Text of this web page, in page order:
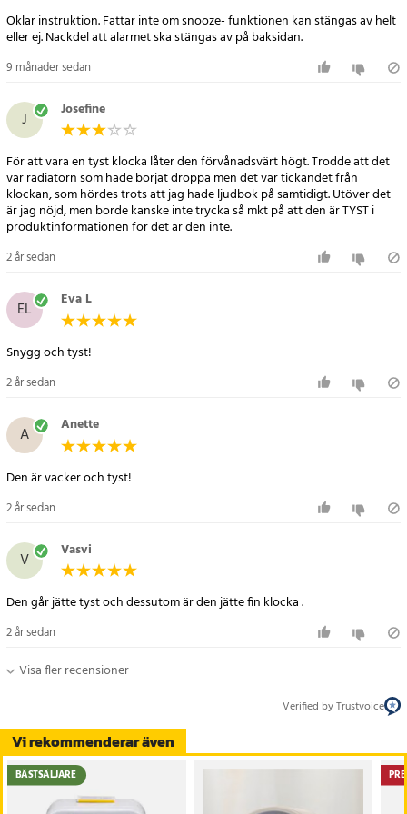
- Perfekt för sovrum, kontor eller
Vi rekommenderar även
BÄSTSÄLJARE
Oklar instruktion. Fattar inte om snooze- funktionen kan stängas av helt
eller ej. Nackdel att alarmet ska stängas av på baksidan.
9 månader sedan
J Josefine
För att vara en tyst klocka låter den förvånadsvärt högt. Trodde att det
var radiatorn som hade börjat droppa men det var tickandet från
klockan, som hördes trots att jag hade ljudbok på samtidigt. Utöver det
är jag nöjd, men borde kanske inte trycka så mkt på att den är TYST i
produktinformationen för det är den inte.
2 år sedan
EL Eva L
Snygg och tyst!
2 år sedan
A Anette
Den är vacker och tyst!
2 år sedan
V Vasvi
Den går jätte tyst och dessutom är den jätte fin klocka .
2 år sedan
Visa fler recensioner
Verified by Trustvoice